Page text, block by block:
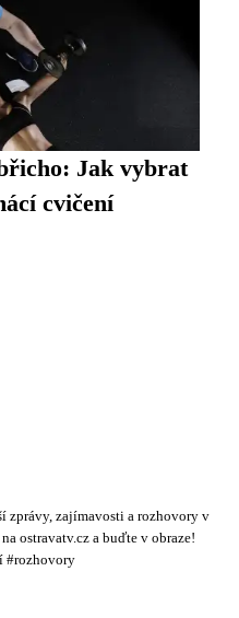
Jak vybrat
cvičení
zprávy, zajímavosti a rozhovory v
ostravatv.cz a buďte v obraze!
#rozhovory